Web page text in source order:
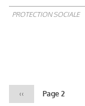
PROTECTION SOCIALE
Page
précédente
‹‹ Page 2